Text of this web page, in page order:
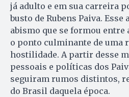
já adulto e em sua carreira
busto de Rubens Paiva. Esse
abismo que se formou
o ponto culminante de uma
hostilidade. A partir desse
pessoais e políticas dos
seguiram rumos distintos,
do Brasil daquela época.